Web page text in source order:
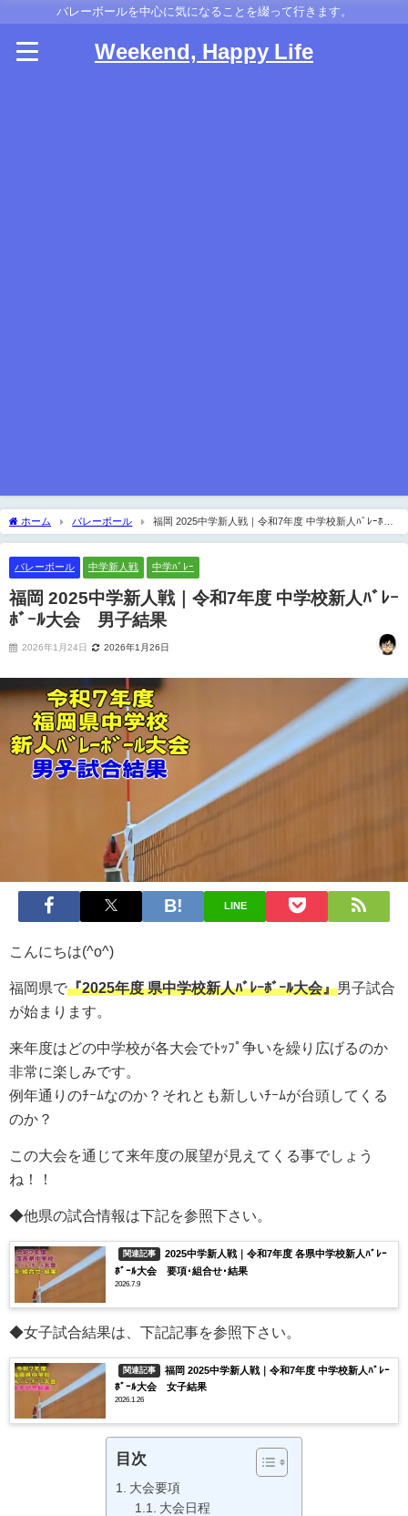
バレーボールを中心に気になることを綴って行きます。
Weekend, Happy Life
ホーム バレーボール
福岡 2025中学新人戦｜令和7年度 中学校新人ﾊﾞﾚｰﾎﾞｰ
ﾙ大会 男子結果
バレーボール 中学新人戦 中学ﾊﾞﾚｰ
福岡 2025中学新人戦｜令和7年度 中学校新人ﾊﾞﾚｰ
ﾎﾞｰﾙ大会 男子結果
2026年1月24日 2026年1月26日
LINE
こんにちは(^o^)
福岡県で『2025年度 県中学校新人ﾊﾞﾚｰﾎﾞｰﾙ大会』男子試合
が始まります。
来年度はどの中学校が各大会でﾄｯﾌﾟ争いを繰り広げるのか
非常に楽しみです。
例年通りのﾁｰﾑなのか？それとも新しいﾁｰﾑが台頭してくる
のか？
この大会を通じて来年度の展望が見えてくる事でしょう
ね！！
◆他県の試合情報は下記を参照下さい。
関連記事
2025中学新人戦｜令和7年度 各県中学校新人ﾊﾞﾚｰ
ﾎﾞｰﾙ大会 要項･組合せ･結果
2026.7.9
◆女子試合結果は、下記記事を参照下さい。
関連記事
福岡 2025中学新人戦｜令和7年度 中学校新人ﾊﾞﾚｰ
ﾎﾞｰﾙ大会 女子結果
2026.1.26
目次
大会要項
大会日程